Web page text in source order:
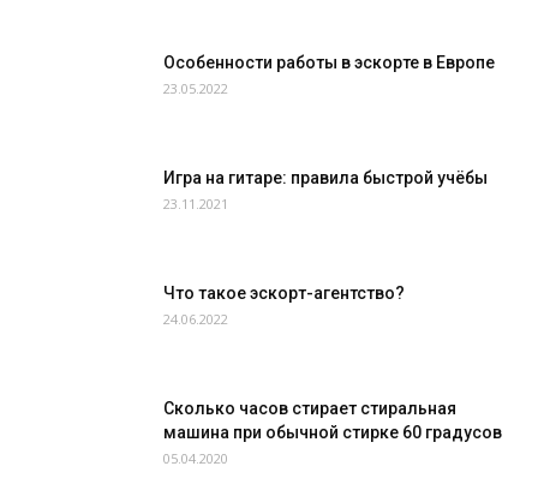
Особенности работы в эскорте в Европе
23.05.2022
Игра на гитаре: правила быстрой учёбы
23.11.2021
Что такое эскорт-агентство?
24.06.2022
Сколько часов стирает стиральная
машина при обычной стирке 60 градусов
05.04.2020